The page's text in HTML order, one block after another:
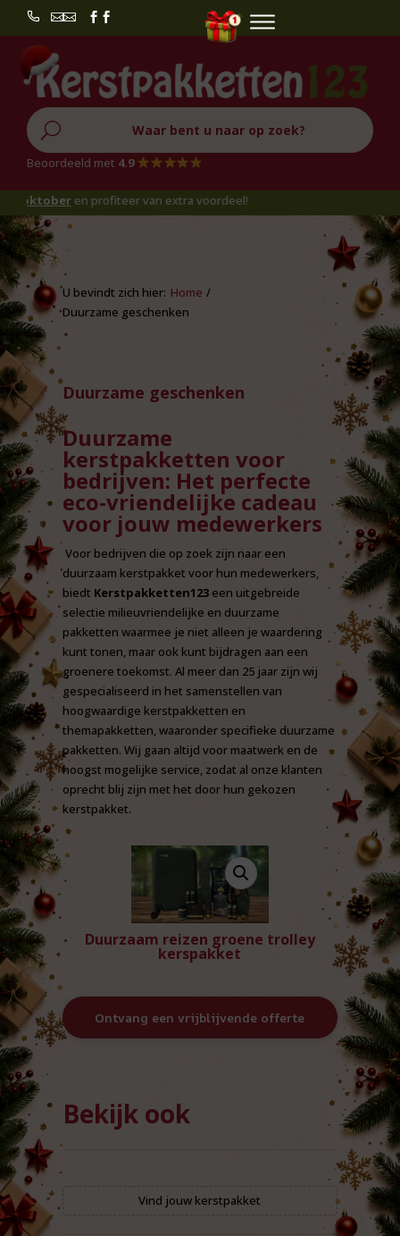
 
U
Beoordeeld met 4.9
extra voordeel!
Home /
Duurzame geschenken
Duurzame geschenken
Duurzame
kerstpakketten voor
bedrijven: Het perfecte
eco-vriendelijke cadeau
voor jouw medewerkers
Voor bedrijven die op zoek zijn naar een
duurzaam kerstpakket voor hun medewerkers,
biedt Kerstpakketten123een uitgebreide
selectie milieuvriendelijke en duurzame
pakketten waarmee je niet alleen je waardering
kunt tonen, maar ook kunt bijdragen aan een
groenere toekomst. Al meer dan 25 jaar zijn wij
gespecialiseerd in het samenstellen van
hoogwaardige kerstpakketten en
themapakketten, waaronder specifieke duurzame
pakketten. Wij gaan altijd voor maatwerk en de
hoogst mogelijke service, zodat al onze klanten
oprecht blij zijn met het door hun gekozen
kerstpakket.
Duurzaam reizen groene trolley
kerspakket
Ontvang een vrijblijvende offerte
Bekijk ook
Vind jouw kerstpakket